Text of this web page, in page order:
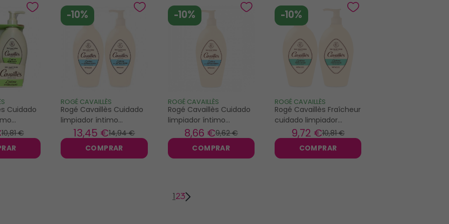
Cuidado
10,81 €
-10%
ROGÉ CAVAILLÈS
Rogé Cavaillès Cuidado
limpiador íntimo
antibacteriano 2x250ml
14,94 €
13,45 €
COMPRAR
-10%
ROGÉ CAVAILLÈS
Rogé Cavaillès Cuidado
limpiador íntimo
antibacteriano 250ml
9,62 €
8,66 €
COMPRAR
-10%
ROGÉ CAVAILLÈS
Rogé Cavaillès Fraîcheur
cuidado limpiador
íntimo 2x250ml
10,81 €
9,72 €
COMPRAR
23